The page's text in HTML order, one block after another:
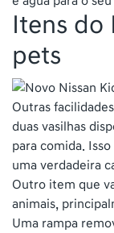
Itens do
pets
Outras
duas vasilhas
para comida.
uma verdadeira
Outro item que
animais,
Uma rampa